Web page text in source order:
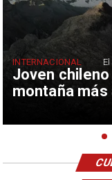
Joven
montaña más
INTERNACIONAL